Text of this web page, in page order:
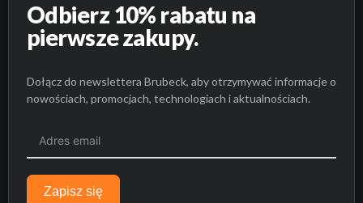
Odbierz 10% rabatu na
pierwsze zakupy.
Dołącz do newslettera Brubeck, aby otrzymywać informacje o
nowościach, promocjach, technologiach i aktualnościach.
Zapisz się